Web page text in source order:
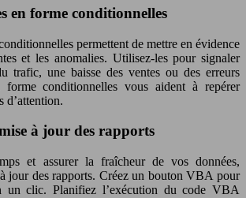
en forme conditionnelles
permettent de mettre en évidence
et les anomalies. Utilisez-les pour signaler
trafic, une baisse des ventes ou des erreurs
conditionnelles vous aident à repérer
d’attention.
à jour des rapports
et assurer la fraîcheur de vos données,
jour des rapports. Créez un bouton VBA pour
un clic. Planifiez l’exécution du code VBA